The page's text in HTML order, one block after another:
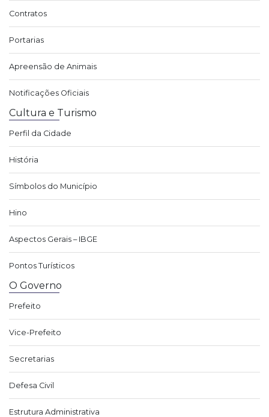
Contratos
Portarias
Apreensão de Animais
Notificações Oficiais
Cultura e Turismo
Perfil da Cidade
História
Símbolos do Município
Hino
Aspectos Gerais – IBGE
Pontos Turísticos
O Governo
Prefeito
Vice-Prefeito
Secretarias
Defesa Civil
Estrutura Administrativa